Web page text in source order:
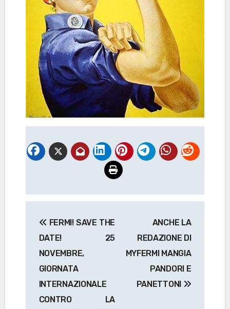
articoli
FERMI! SAVE THE
DATE! 25
NOVEMBRE,
GIORNATA
INTERNAZIONALE
CONTRO LA
ANCHE LA
REDAZIONE DI
MYFERMI MANGIA
PANDORI E
PANETTONI